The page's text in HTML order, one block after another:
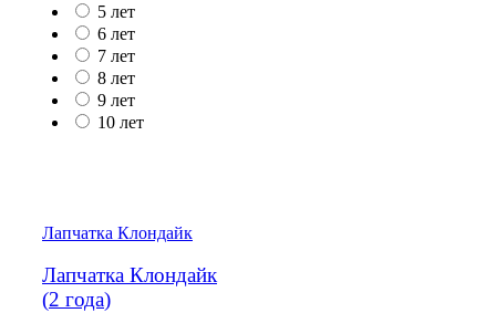
5 лет
6 лет
7 лет
8 лет
9 лет
10 лет
Лапчатка Клондайк
Лапчатка Клондайк
(2 года)